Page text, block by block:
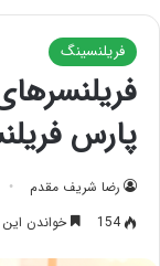
فریلنسینگ
پارس
رضا شریف مقدم
154
خواندن این مطلب 2